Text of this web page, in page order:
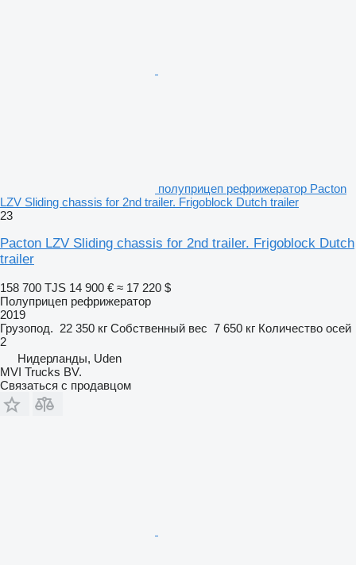
полуприцеп рефрижератор Pacton
LZV Sliding chassis for 2nd trailer. Frigoblock Dutch trailer
23
Pacton LZV Sliding chassis for 2nd trailer. Frigoblock Dutch
trailer
158 700 TJS 14 900 € ≈ 17 220 $
Полуприцеп рефрижератор
2019
Грузопод. 22 350 кг Собственный вес 7 650 кг Количество осей
2
Нидерланды, Uden
MVI Trucks BV.
Связаться с продавцом